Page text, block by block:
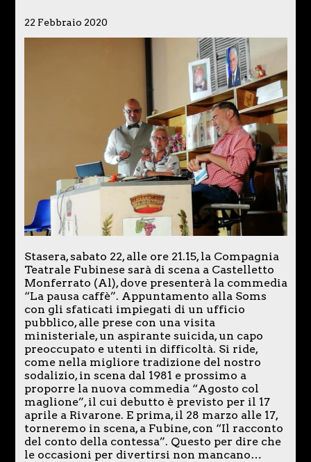
22 Febbraio 2020
Stasera, sabato 22, alle ore 21.15, la Compagnia
Teatrale Fubinese sarà di scena a Castelletto
Monferrato (Al), dove presenterà la commedia
“La pausa caffè”. Appuntamento alla Soms
con gli sfaticati impiegati di un ufficio
pubblico, alle prese con una visita
ministeriale, un aspirante suicida, un capo
preoccupato e utenti in difficoltà. Si ride,
come nella migliore tradizione del nostro
sodalizio, in scena dal 1981 e prossimo a
proporre la nuova commedia “Agosto col
maglione”, il cui debutto è previsto per il 17
aprile a Rivarone. E prima, il 28 marzo alle 17,
torneremo in scena, a Fubine, con “Il racconto
del conto della contessa”. Questo per dire che
le occasioni per divertirsi non mancano…